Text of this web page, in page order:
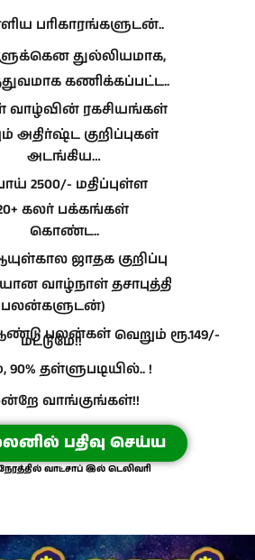
பரிகாரங்களுடன்..
துல்லியமாக,
கணிக்கப்பட்ட..
வாழ்வின் ரகசியங்கள்
அதிர்ஷ்ட குறிப்புகள்
அடங்கிய…
2500/- மதிப்புள்ள
கலர் பக்கங்கள்
கொண்ட..
ஜாதக குறிப்பு
வாழ்நாள்தசாபுத்தி
பலன்களுடன்)
ஆண்டு பலன்கள்வெறும் ரூ.149/-
மட்டுமே!!
தள்ளுபடியில்.. !
வாங்குங்கள்!!
பதிவு செய்ய
வாட்சாப் இல் டெலிவரி